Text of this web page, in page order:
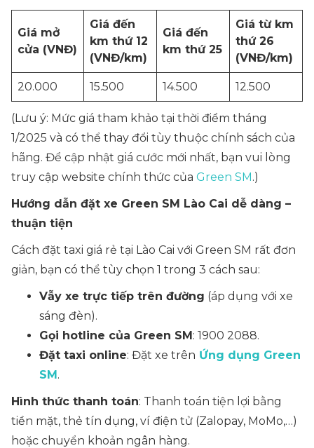
Giá mở
cửa (VNĐ)
Giá đến
km thứ 12
(VNĐ/km)
Giá đến
km thứ 25
Giá từ km
thứ 26
(VNĐ/km)
20.000 15.500 14.500 12.500
(Lưu ý: Mức giá tham khảo tại thời điểm tháng
1/2025 và có thể thay đổi tùy thuộc chính sách của
hãng. Để cập nhật giá cước mới nhất, bạn vui lòng
truy cập website chính thức của Green SM.)
Hướng dẫn đặt xe Green SM Lào Cai dễ dàng –
thuận tiện
Cách đặt taxi giá rẻ tại Lào Cai với Green SM rất đơn
giản, bạn có thể tùy chọn 1 trong 3 cách sau:
Vẫy xe trực tiếp trên đường (áp dụng với xe
sáng đèn).
Gọi hotline của Green SM: 1900 2088.
Đặt taxi online: Đặt xe trên Ứng dụng Green
SM.
Hình thức thanh toán: Thanh toán tiện lợi bằng
tiền mặt, thẻ tín dụng, ví điện tử (Zalopay, MoMo,…)
hoặc chuyển khoản ngân hàng.